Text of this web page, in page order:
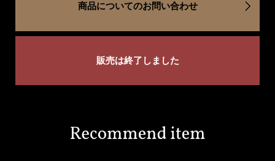
商品についてのお問い合わせ
販売は終了しました